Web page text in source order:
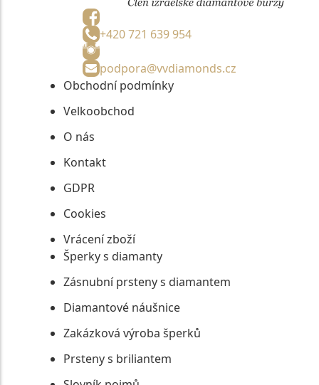
+420 721 639 954
podpora@vvdiamonds.cz
Obchodní podmínky
Velkoobchod
O nás
Kontakt
GDPR
Cookies
Vrácení zboží
Šperky s diamanty
Zásnubní prsteny s diamantem
Diamantové náušnice
Zakázková výroba šperků
Prsteny s briliantem